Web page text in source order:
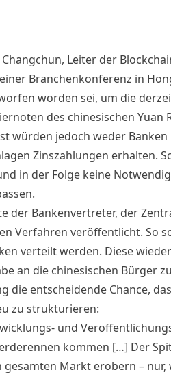
Leiter der
Branchenkonferenz in
worden sei, um die
des chinesischen Yuan
würden jedoch weder
Zinszahlungen erhalten.
in der Folge keine
der Bankenvertreter, der
Verfahren veröffentlicht. So
verteilt werden. Diese
an die chinesischen Bürger
die entscheidende Chance,
zu strukturieren:
und
kommen […] Der
gesamten Markt erobern –